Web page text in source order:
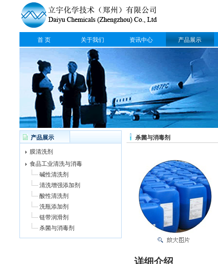
首 页 关于我们 资讯中心 产品展示
产品展示
膜清洗剂
食品工业清洗与消毒
碱性清洗剂
清洗增强添加剂
酸性清洗剂
洗瓶添加剂
链带润滑剂
杀菌与消毒剂
杀菌与消毒剂
详细介绍